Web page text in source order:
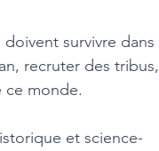
survivre dans
recruter des tribus,
ce monde.
et science-